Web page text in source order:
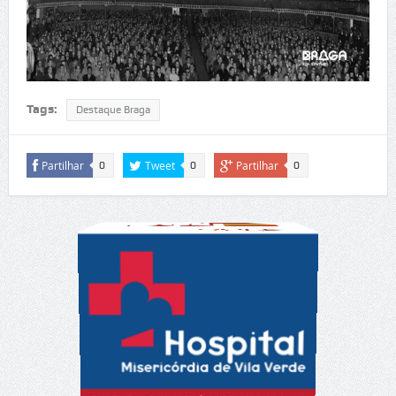
Tags: Destaque Braga
Partilhar 0 Tweet 0 Partilhar 0